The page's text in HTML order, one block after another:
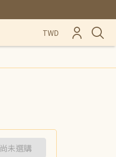
TWD
尚未選購